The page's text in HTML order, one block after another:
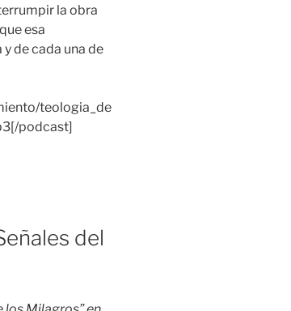
la obra
esa
de cada una de
teologia_de
podcast]
del